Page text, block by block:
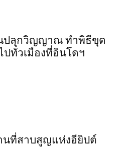
ปลุกวิญญาณ ทำพิธีขุด
ทั่วเมืองที่อินโดฯ
นที่สาบสูญแห่งอียิปต์